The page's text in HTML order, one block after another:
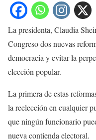
La presidenta, Claudia
Congreso dos nuevas
democracia y evitar la
elección popular.
La primera de estas
la reelección en cualquier
que ningún funcionario
nueva contienda electoral.